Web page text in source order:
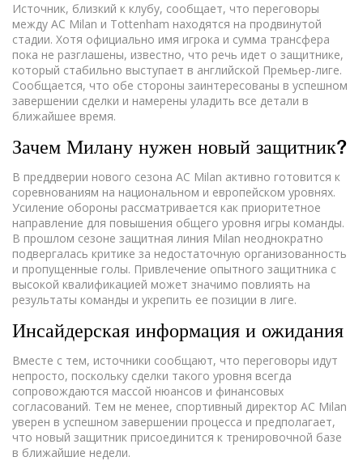
Источник, близкий к клубу, сообщает, что переговоры
между AC Milan и Tottenham находятся на продвинутой
стадии. Хотя официально имя игрока и сумма трансфера
пока не разглашены, известно, что речь идет о защитнике,
который стабильно выступает в английской Премьер-лиге.
Сообщается, что обе стороны заинтересованы в успешном
завершении сделки и намерены уладить все детали в
ближайшее время.
Зачем Милану нужен новый защитник?
В преддверии нового сезона AC Milan активно готовится к
соревнованиям на национальном и европейском уровнях.
Усиление обороны рассматривается как приоритетное
направление для повышения общего уровня игры команды.
В прошлом сезоне защитная линия Milan неоднократно
подвергалась критике за недостаточную организованность
и пропущенные голы. Привлечение опытного защитника с
высокой квалификацией может значимо повлиять на
результаты команды и укрепить ее позиции в лиге.
Инсайдерская информация и ожидания
Вместе с тем, источники сообщают, что переговоры идут
непросто, поскольку сделки такого уровня всегда
сопровождаются массой нюансов и финансовых
согласований. Тем не менее, спортивный директор AC Milan
уверен в успешном завершении процесса и предполагает,
что новый защитник присоединится к тренировочной базе
в ближайшие недели.